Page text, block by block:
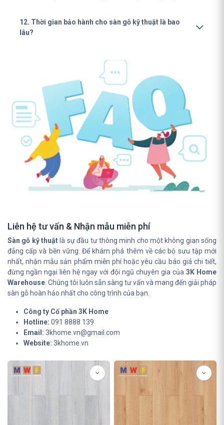
12. Thời gian bảo hành cho sàn gỗ kỹ thuật là bao
lâu?
Liên hệ tư vấn & Nhận mẫu miễn phí
Sàn gỗ kỹ thuật là sự đầu tư thông minh cho một không gian sống
đẳng cấp và bền vững. Để khám phá thêm về các bộ sưu tập mới
nhất, nhận mẫu sản phẩm miễn phí hoặc yêu cầu báo giá chi tiết,
đừng ngần ngại liên hệ ngay với đội ngũ chuyên gia của 3K Home
Warehouse . Chúng tôi luôn sẵn sàng tư vấn và mang đến giải pháp
sàn gỗ hoàn hảo nhất cho công trình của bạn.
Công ty Cổ phần 3K Home
Hotline: 091 8888 139
Email: 3khome.vn@gmail.com
Website: 3khome.vn